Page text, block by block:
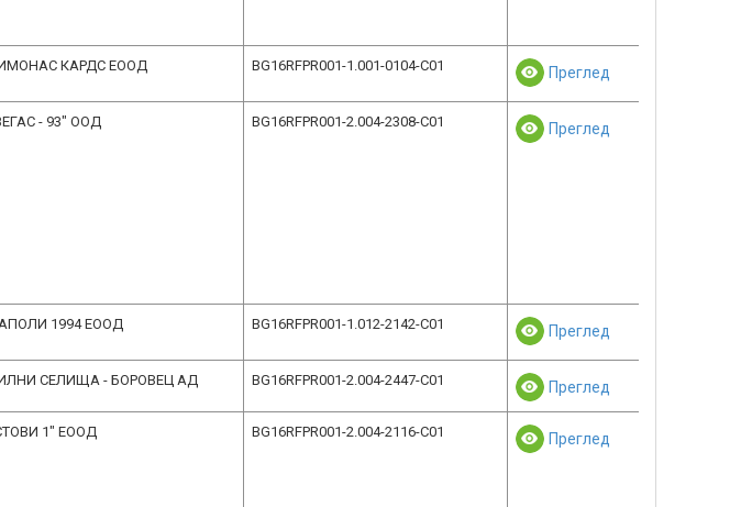
КАРДС ЕООД BG16RFPR001-1.001-0104-C01 Преглед
- 93" ООД BG16RFPR001-2.004-2308-C01 Преглед
1994 ЕООД BG16RFPR001-1.012-2142-C01 Преглед
СЕЛИЩА - БОРОВЕЦ АД BG16RFPR001-2.004-2447-C01 Преглед
1" ЕООД BG16RFPR001-2.004-2116-C01 Преглед